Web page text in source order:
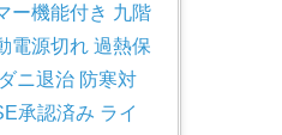
ー機能付き 九階
電源切れ 過熱保
ニ退治 防寒対
承認済み ライ